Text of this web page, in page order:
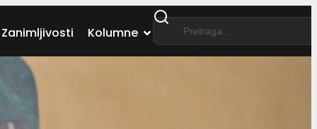
Zanimljivosti Kolumne